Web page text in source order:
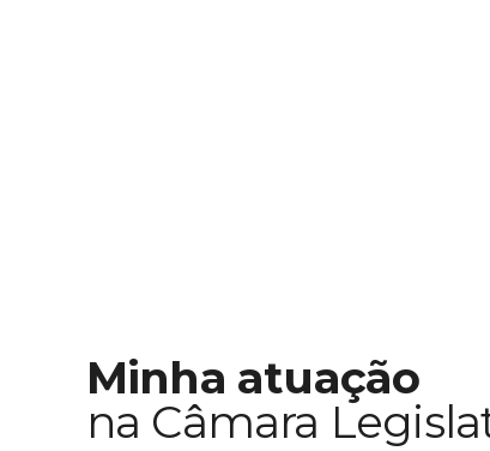
Minha atuação
na Câmara